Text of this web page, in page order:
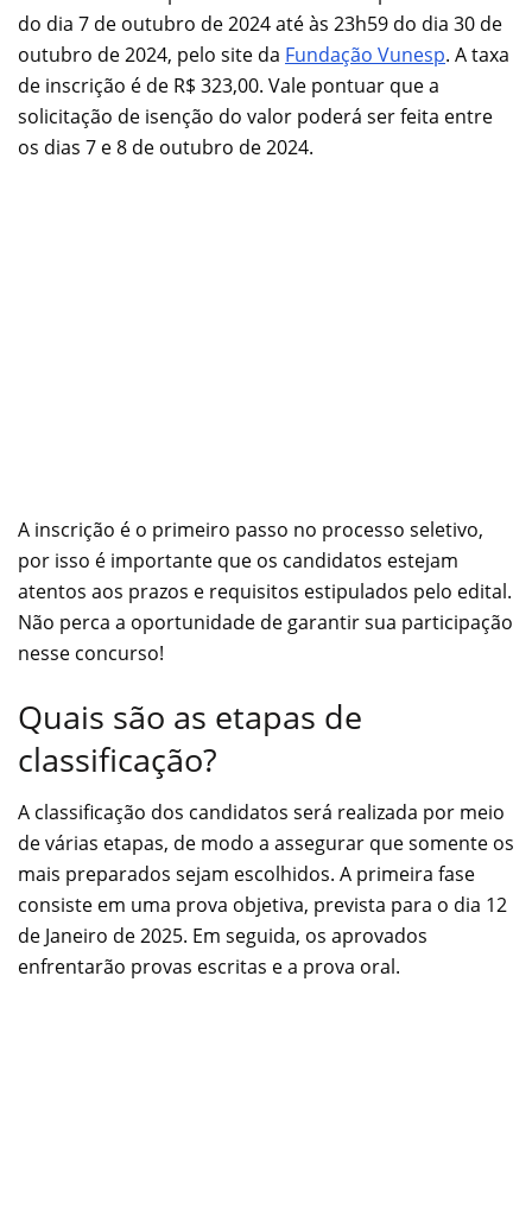
do dia 7 de outubro de 2024 até às 23h59 do dia 30 de
outubro de 2024, pelo site da Fundação Vunesp. A taxa
de inscrição é de R$ 323,00. Vale pontuar que a
solicitação de isenção do valor poderá ser feita entre
os dias 7 e 8 de outubro de 2024.
A inscrição é o primeiro passo no processo seletivo,
por isso é importante que os candidatos estejam
atentos aos prazos e requisitos estipulados pelo edital.
Não perca a oportunidade de garantir sua participação
nesse concurso!
Quais são as etapas de
classificação?
A classificação dos candidatos será realizada por meio
de várias etapas, de modo a assegurar que somente os
mais preparados sejam escolhidos. A primeira fase
consiste em uma prova objetiva, prevista para o dia 12
de Janeiro de 2025. Em seguida, os aprovados
enfrentarão provas escritas e a prova oral.